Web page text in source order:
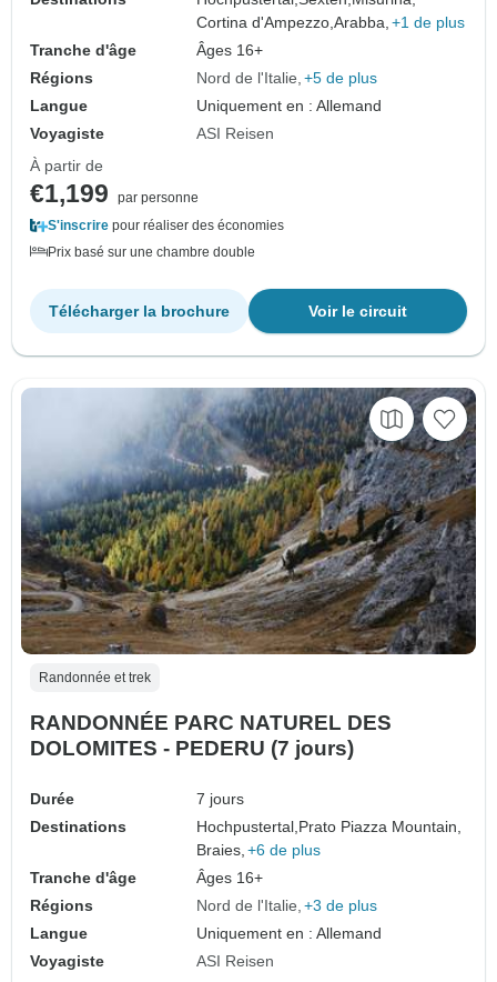
Cortina d'Ampezzo,Arabba, +1 de plus
Tranche d'âge
Âges 16+
Régions
Nord de l'Italie +5 de plus
Langue
Uniquement en : Allemand
Voyagiste
ASI Reisen
À partir de
€1,199
par personne
S'inscrire pour réaliser des économies
Prix basé sur une chambre double
Voir le circuit
Télécharger la brochure
Randonnée et trek
RANDONNÉE PARC NATUREL DES
DOLOMITES - PEDERU (7 jours)
Durée
7 jours
Destinations
Hochpustertal, Prato Piazza Mountain,
Braies, +6 de plus
Tranche d'âge
Âges 16+
Régions
Nord de l'Italie +3 de plus
Langue
Uniquement en : Allemand
Voyagiste
ASI Reisen